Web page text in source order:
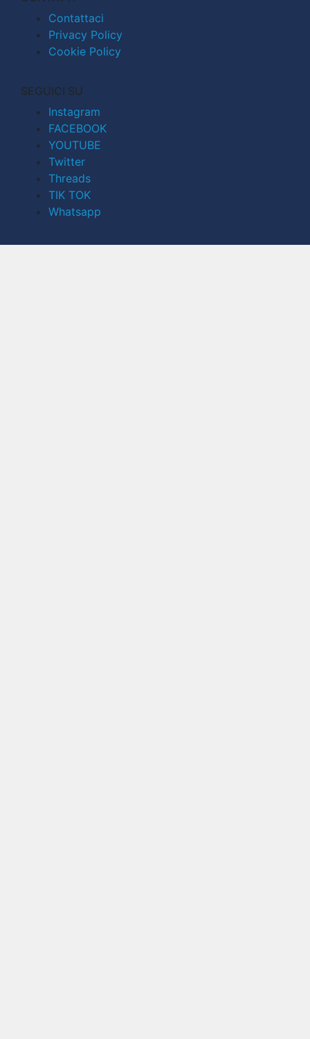
Contattaci
Privacy Policy
Cookie Policy
SEGUICI SU
Instagram
FACEBOOK
YOUTUBE
Twitter
Threads
TIK TOK
Whatsapp